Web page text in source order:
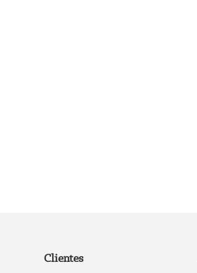
Clientes